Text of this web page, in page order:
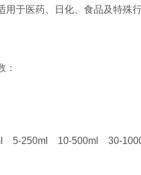
于医药、日化、食品及特殊
：
5-250ml 10-500ml 30-